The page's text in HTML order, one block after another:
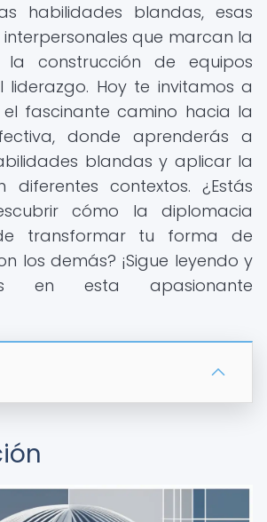
habilidades blandas, esas
que marcan la
la construcción de equipos
liderazgo. Hoy te invitamos a
fascinante camino hacia la
donde aprenderás a
blandas y aplicar la
diferentes contextos. ¿Estás
cómo la diplomacia
transformar tu forma de
los demás? ¡Sigue leyendo y
en esta apasionante